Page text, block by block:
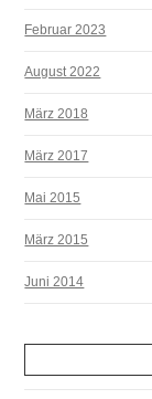
Februar 2023
August 2022
März 2018
März 2017
Mai 2015
März 2015
Juni 2014